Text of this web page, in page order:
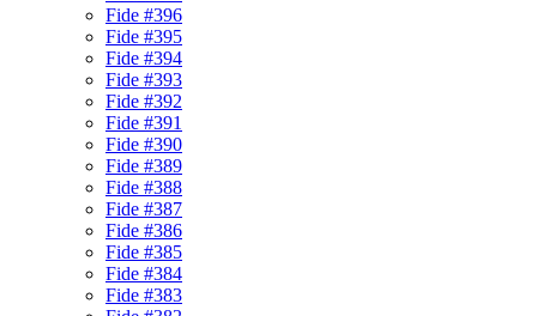
Fide #396
Fide #395
Fide #394
Fide #393
Fide #392
Fide #391
Fide #390
Fide #389
Fide #388
Fide #387
Fide #386
Fide #385
Fide #384
Fide #383